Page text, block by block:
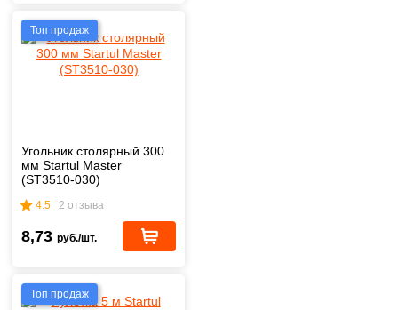
Топ продаж
Угольник столярный 300
мм Startul Master
(ST3510-030)
4.5 2 отзыва
8,73 руб./шт.
Топ продаж